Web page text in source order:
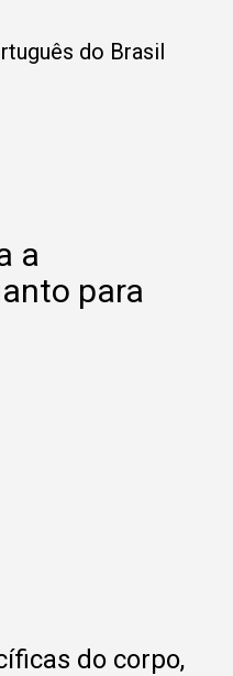
do Brasil
a
para
do corpo,